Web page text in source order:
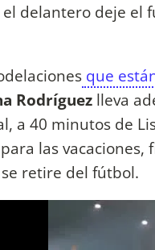
delantero deje el
que
Rodríguez lleva
a 40 minutos de
las
se retire del fútbol.